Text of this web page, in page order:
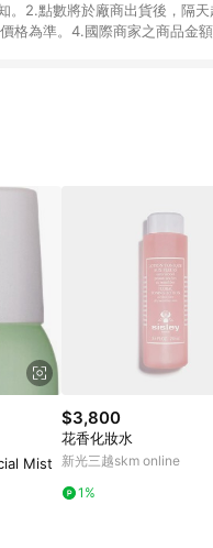
2.點數將於廠商出貨後，隔
格為準。4.國際商家之商品金
Mist
$3,800
花香化妝水
新光三越skm online
1%